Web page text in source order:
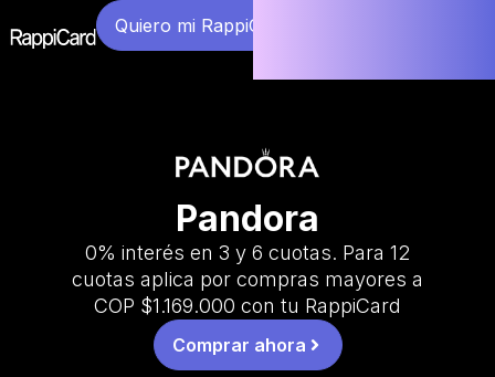
Quiero mi RappiCard
Pandora
0% interés en 3 y 6 cuotas. Para 12
cuotas aplica por compras mayores a
COP $1.169.000 con tu RappiCard
Comprar ahora